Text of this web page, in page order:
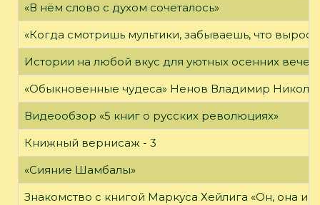
«В нём слово с духом сочеталось»
«Когда смотришь мультики, забываешь, что вырос»
Истории на любой вкус для уютных осенних
«Обыкновенные чудеса» Ненов Владимир
Видеообзор «5 книг о русских революциях»
Книжный вернисаж - 3
«Сияние Шамбалы»
Знакомство с книгой Маркуса Хейлига «Он, она и